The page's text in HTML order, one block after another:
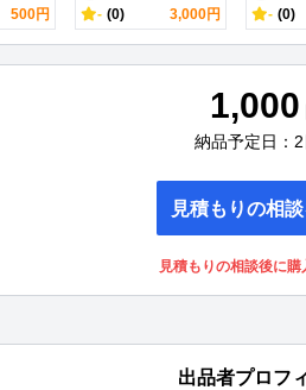
500円 - (0) 3,000円 - (0)
1,000
納品予定日：
見積もりの相
見積もりの相談後に購
出品者プロフ